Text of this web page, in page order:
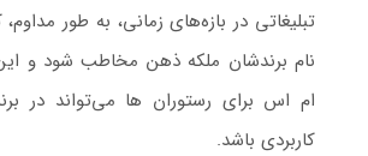
تبلیغاتی در بازه‌های زمانی، به طور
نام برندشان ملکه ذهن مخاطب شود و
ام اس برای رستوران ها می‌تواند در
کاربردی باشد.